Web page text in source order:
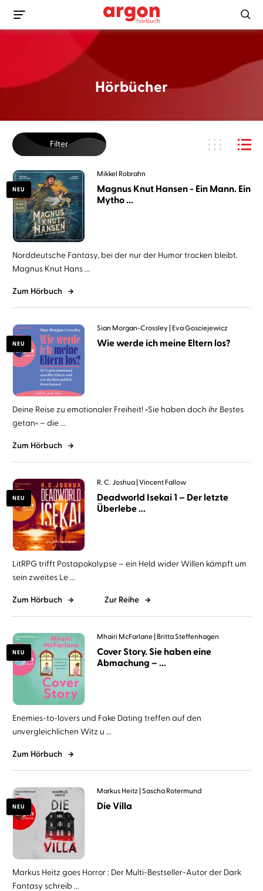
Hörbücher
Filter
NEU
Mikkel Robrahn
Magnus Knut Hansen - Ein Mann. Ein
Mytho ...
Norddeutsche Fantasy, bei der nur der Humor trocken bleibt.
Magnus Knut Hans ...
Zum Hörbuch
NEU
Sian Morgan-Crossley Eva Gosciejewicz
Wie werde ich meine Eltern los?
Deine Reise zu emotionaler Freiheit! »Sie haben doch ihr Bestes
getan« – die ...
Zum Hörbuch
NEU
R. C. Joshua Vincent Fallow
Deadworld Isekai 1 – Der letzte
Überlebe ...
LitRPG trifft Postapokalypse – ein Held wider Willen kämpft um
sein zweites Le ...
Zum Hörbuch Zur Reihe
NEU
Mhairi McFarlane Britta Steffenhagen
Cover Story. Sie haben eine
Abmachung – ...
Enemies-to-lovers und Fake Dating treffen auf den
unvergleichlichen Witz u ...
Zum Hörbuch
NEU
Markus Heitz Sascha Rotermund
Die Villa
Markus Heitz goes Horror : Der Multi-Bestseller-Autor der Dark
Fantasy schreib ...